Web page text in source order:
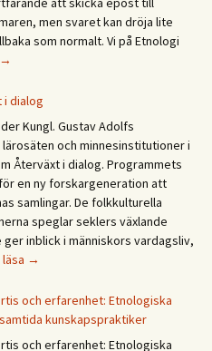
men svaret kan dröja lite
som normalt. Vi på Etnologi
Glad
sumar!
kesää!
Happy
→
i dialog
Kungl. Gustav Adolfs
och minnesinstitutioner i
Återväxt i dialog. Programmets
en ny forskargeneration att
samlingar. De folkkulturella
speglar seklers växlande
inblick i människors vardagsliv,
Forskningsprogrammet
i
dialog
→
och erfarenhet: Etnologiska
kunskapspraktiker
och erfarenhet: Etnologiska